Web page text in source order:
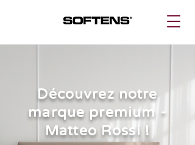
Découvrez notre
marque premium -
Matteo Rossi !